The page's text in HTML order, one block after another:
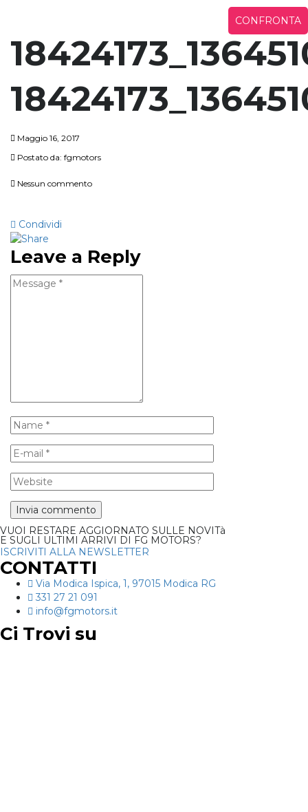
CONFRONTA
Maggio 16, 2017
Postato da: fgmotors
Nessun commento
Condividi
Leave a Reply
VUOI RESTARE AGGIORNATO SULLE NOVITà
E SUGLI ULTIMI ARRIVI DI FG MOTORS?
ISCRIVITI ALLA NEWSLETTER
CONTATTI
Via Modica Ispica, 1, 97015 Modica RG
331 27 21 091
info@fgmotors.it
Ci Trovi su